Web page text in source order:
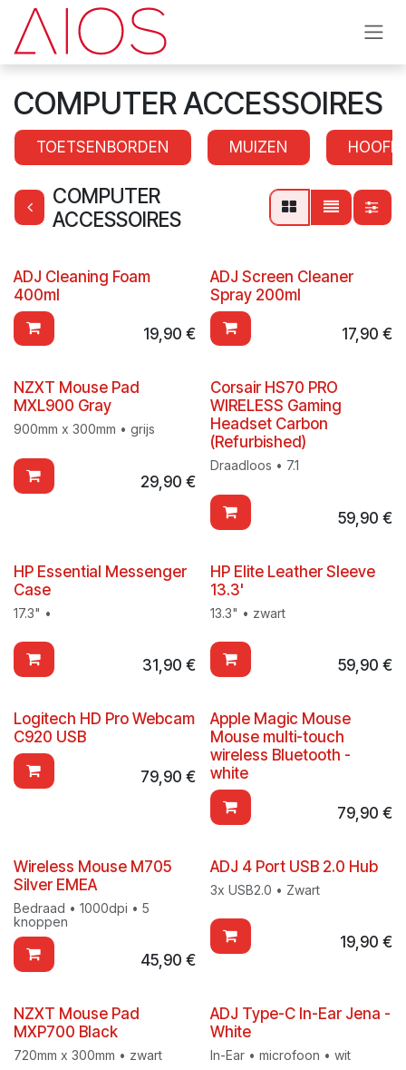
Se rendre au contenu
COMPUTER ACCESSOIRES
TOETSENBORDEN MUIZEN
COMPUTER
ACCESSOIRES
ADJ Cleaning Foam
400ml
19,90 €
ADJ Screen Cleaner
Spray 200ml
17,90 €
NZXT Mouse Pad
MXL900 Gray
900mm x 300mm • grijs
29,90 €
Corsair HS70 PRO
WIRELESS Gaming
Headset Carbon
(Refurbished)
Draadloos • 7.1
59,90 €
HP Essential Messenger
Case
17.3" •
31,90 €
HP Elite Leather Sleeve
13.3'
13.3" • zwart
59,90 €
Logitech HD Pro Webcam
C920 USB
79,90 €
Apple Magic Mouse
Mouse multi-touch
wireless Bluetooth -
white
79,90 €
Wireless Mouse M705
Silver EMEA
Bedraad • 1000dpi • 5
knoppen
45,90 €
ADJ 4 Port USB 2.0 Hub
3x USB2.0 • Zwart
19,90 €
NZXT Mouse Pad
MXP700 Black
720mm x 300mm • zwart
ADJ Type-C In-Ear Jena -
White
In-Ear • microfoon • wit